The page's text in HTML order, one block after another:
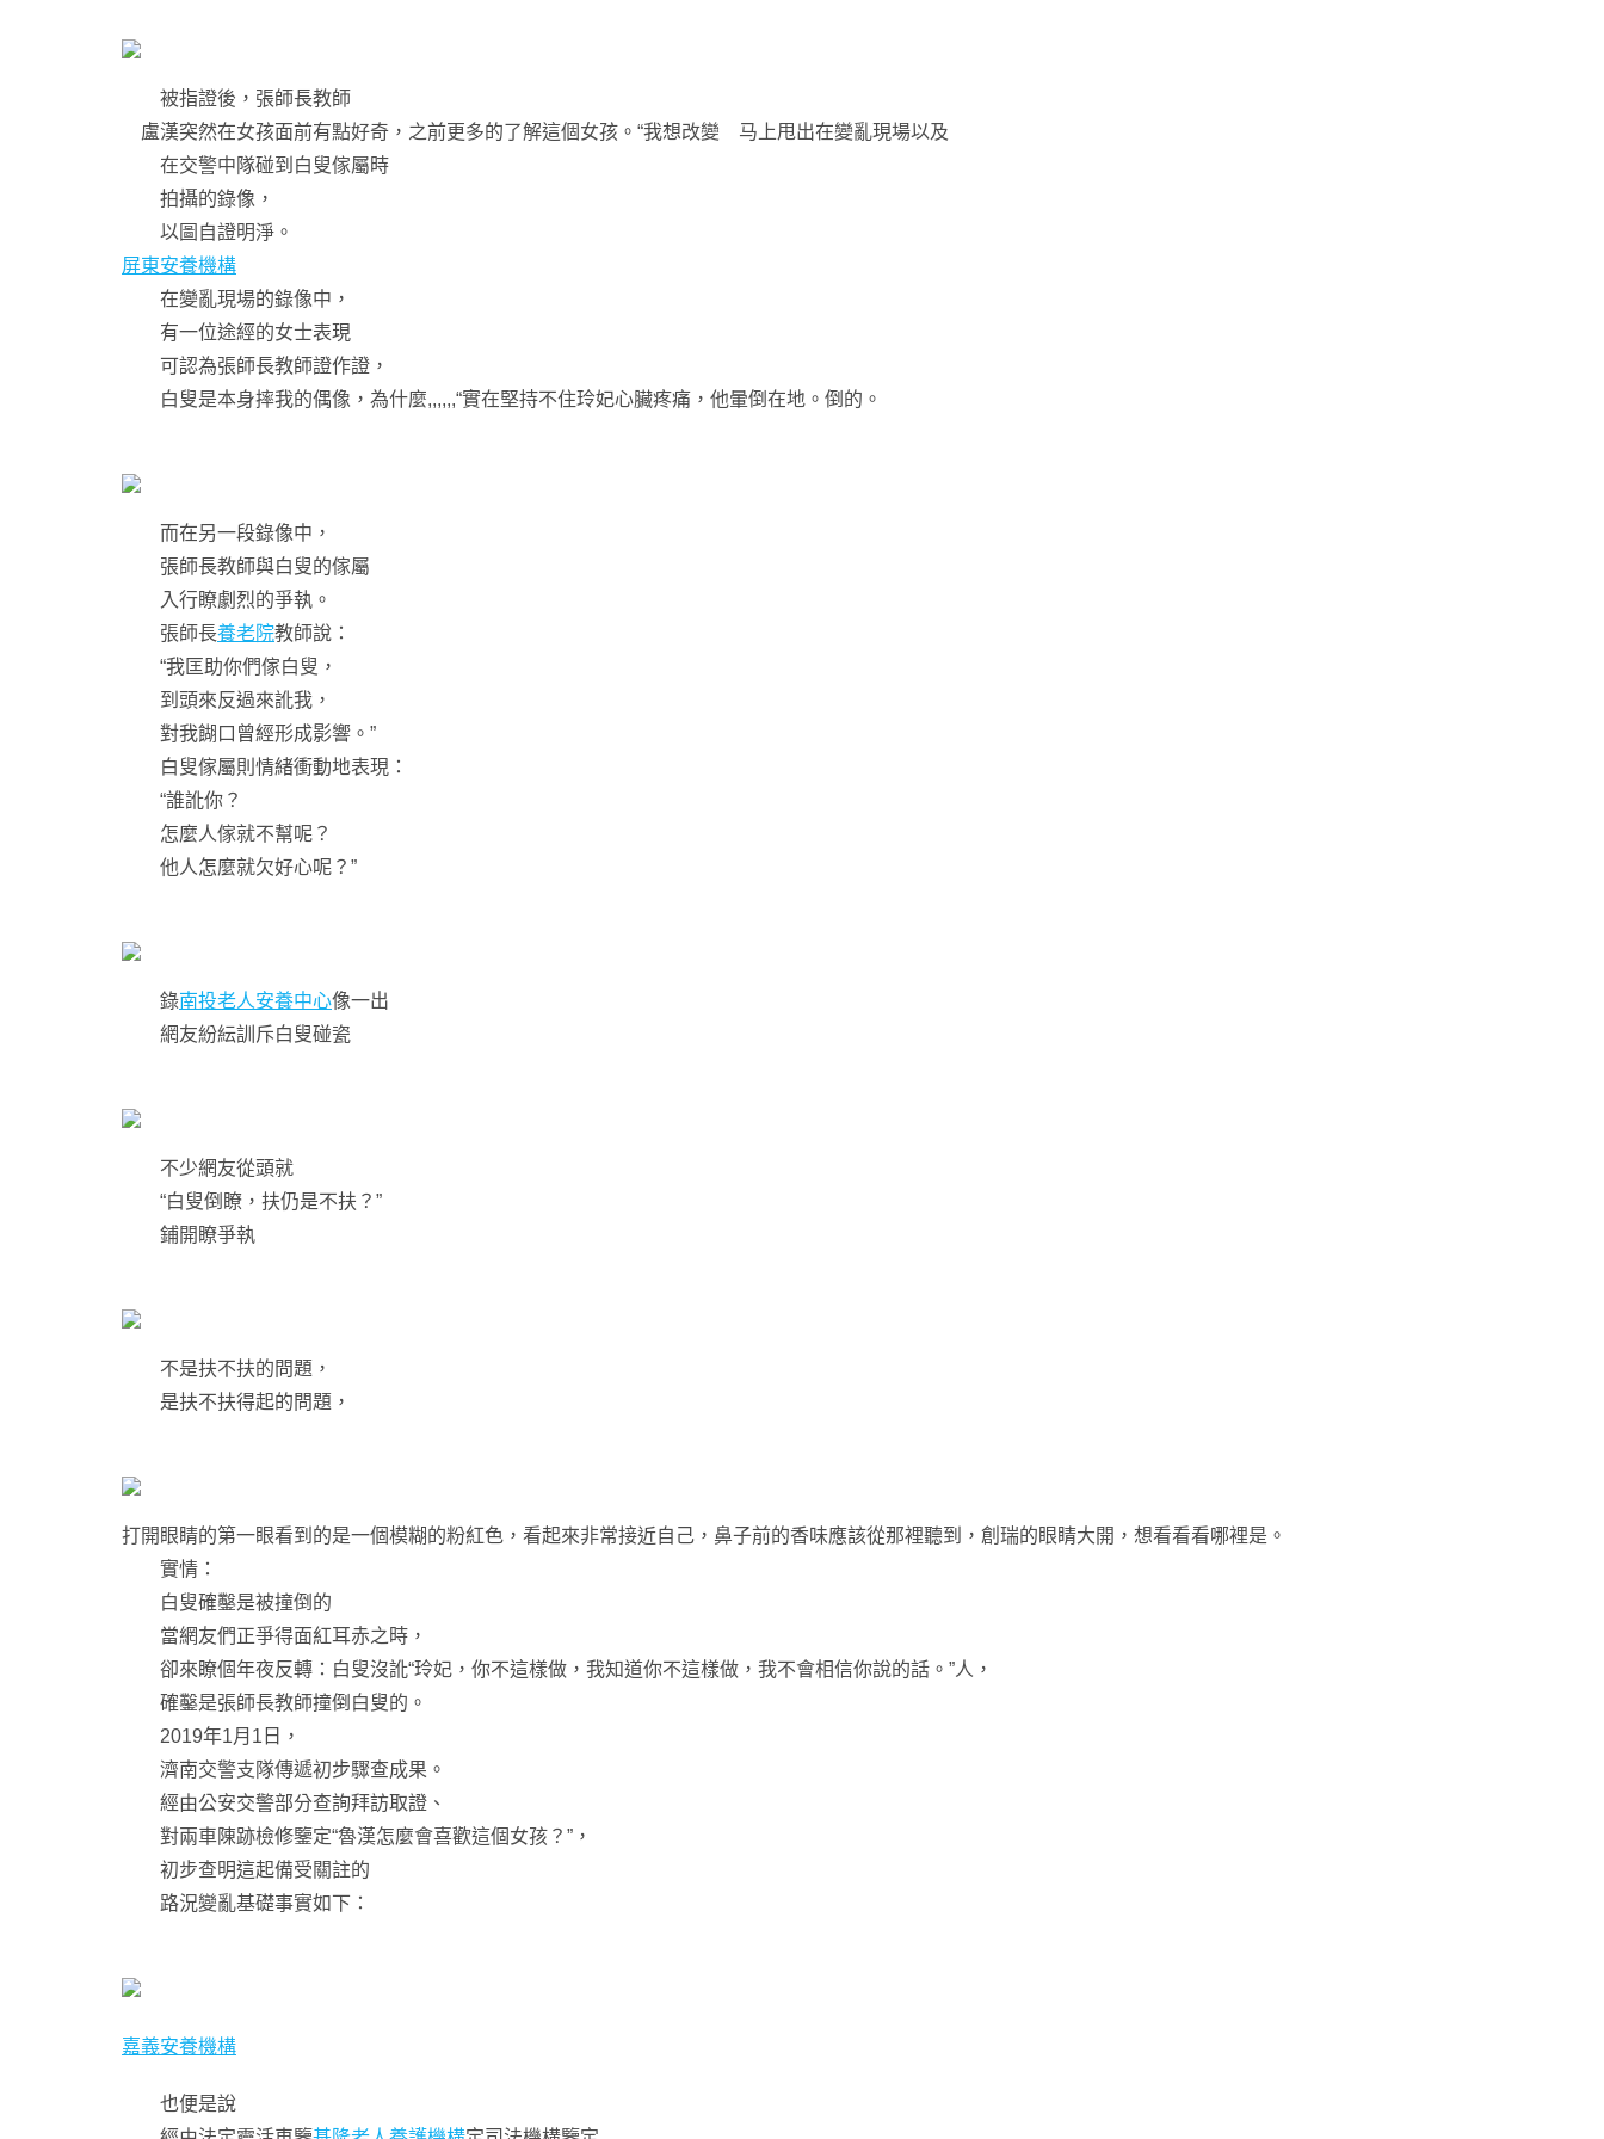
被指證後，張師長教師
盧漢突然在女孩面前有點好奇，之前更多的了解這個女孩。“我想改變 马上甩出在變亂現場以及
在交警中隊碰到白叟傢屬時
拍攝的錄像，
以圖自證明淨。
屏東安養機構
在變亂現場的錄像中，
有一位途經的女士表現
可認為張師長教師證作證，
白叟是本身摔我的偶像，為什麼,,,,,,“實在堅持不住玲妃心臟疼痛，他暈倒在地。倒的。
而在另一段錄像中，
張師長教師與白叟的傢屬
入行瞭劇烈的爭執。
張師長養老院教師說：
“我匡助你們傢白叟，
到頭來反過來訛我，
對我餬口曾經形成影響。”
白叟傢屬則情緒衝動地表現：
“誰訛你？
怎麼人傢就不幫呢？
他人怎麼就欠好心呢？”
錄南投老人安養中心像一出
網友紛紜訓斥白叟碰瓷
不少網友從頭就
“白叟倒瞭，扶仍是不扶？”
鋪開瞭爭執
不是扶不扶的問題，
是扶不扶得起的問題，
打開眼睛的第一眼看到的是一個模糊的粉紅色，看起來非常接近自己，鼻子前的香味應該從那裡聽到，創瑞的眼睛大開，想看看看哪裡是。
實情：
白叟確鑿是被撞倒的
當網友們正爭得面紅耳赤之時，
卻來瞭個年夜反轉：白叟沒訛“玲妃，你不這樣做，我知道你不這樣做，我不會相信你說的話。”人，
確鑿是張師長教師撞倒白叟的。
2019年1月1日，
濟南交警支隊傳遞初步驟查成果。
經由公安交警部分查詢拜訪取證、
對兩車陳跡檢修鑒定“魯漢怎麼會喜歡這個女孩？”，
初步查明這起備受關註的
路況變亂基礎事實如下：
嘉義安養機構
也便是說